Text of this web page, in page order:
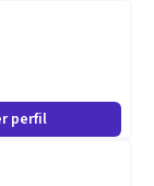
perfil